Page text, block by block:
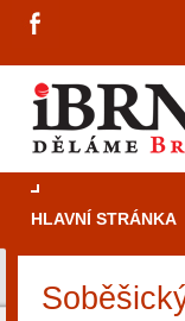
HLAVNÍ STRÁNKA